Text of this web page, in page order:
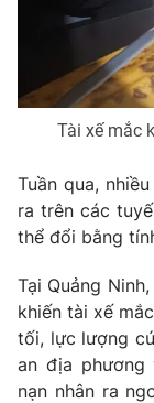
Giải sao mai
Chất lượng
Tuyển sinh
Học trực tuyến
Công nghệ
Hitech Công
Sản phẩm
Thị trường
Tư vấn
Giao lưu trực
Lịch phát sóng
Chuyên mục khác
Emagazine
Photo
Tài xế mắc
Tuần qua,
ra trên các
thể đổi bằng
Tại Quảng
khiến tài xế
tối, lực lượng
an địa
nạn nhân ra